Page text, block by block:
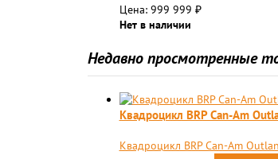
Цена: 999 999 ₽
Нет в наличии
Недавно просмотренные
Квадроцикл BRP Can-Am
Квадроцикл BRP Can-Am